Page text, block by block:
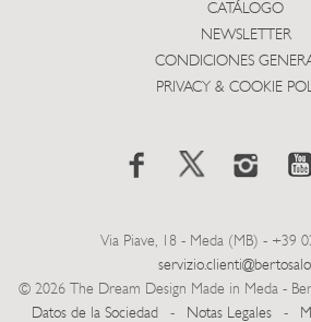
CATÁLOGO
NEWSLETTER
CONDICIONES
PRIVACY & COOKIE
Via Piave, 18 - Meda (MB) - +39
© 2026 The Dream Design Made in Meda -
Datos de la Sociedad
- Notas Legales -